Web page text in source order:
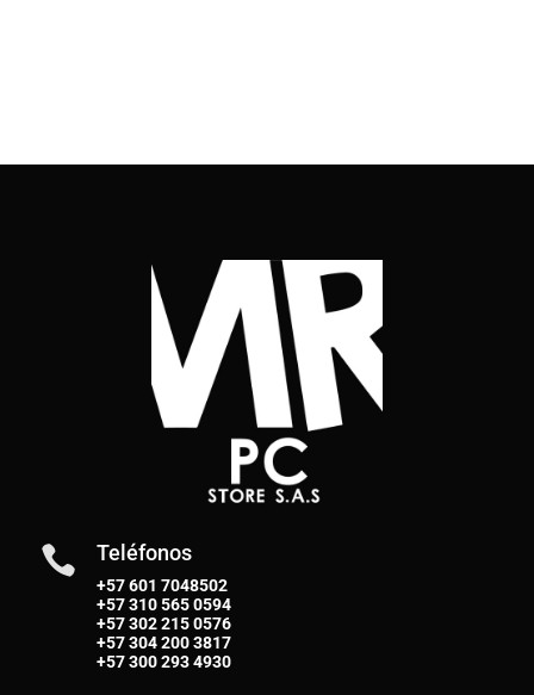
 Teléfonos
+57 601 7048502
+57310 565 0594
+57302 215 0576
+57304 200 3817
+57300 293 4930